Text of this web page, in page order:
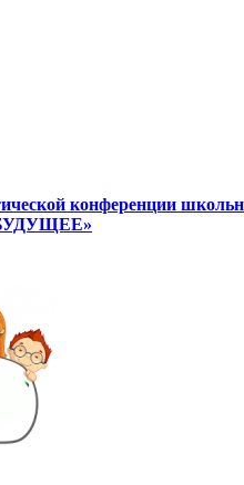
конференции